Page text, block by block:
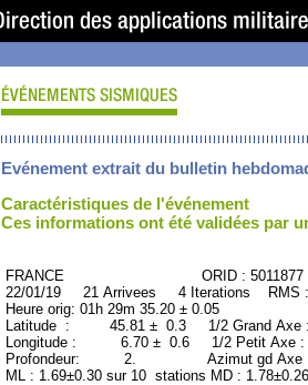
Evénement extrait du bulletin
Caractéristiques de l'événement
Ces informations ont été validées par
FRANCE ORID : 5011877
22/01/19 21 Arrivees 4 Iterations RMS
Heure orig: 01h 29m 35.20 ± 0.05
Latitude : 45.81 ± 0.3 1/2 Grand
Longitude : 6.70 ± 0.6 1/2 Petit Axe
Profondeur: 2. Azimut gd Axe :
ML : 1.69±0.30 sur 10 stations MD :